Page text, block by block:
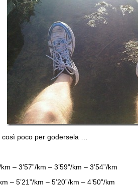
poco per godersela …
– 3’57”/km – 3’59”/km – 3’54”/km
– 5’21”/km – 5’20”/km – 4’50”/km